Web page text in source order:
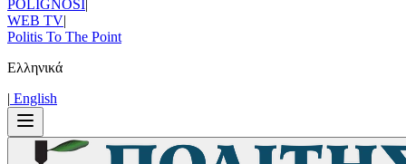
POLIGNOSI|
WEB TV|
Politis To The Point
Ελληνικά
| Εnglish